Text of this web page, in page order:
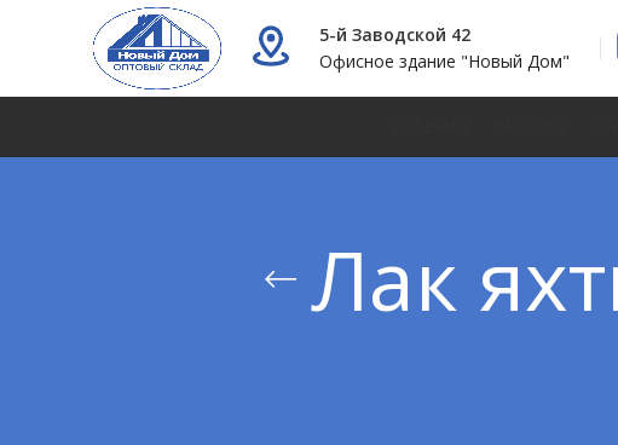
5-й Заводской 42
Офисное здание "Новый Дом"
Лак